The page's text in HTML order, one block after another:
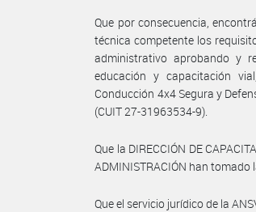
Que por consecuencia,
técnica competente los
administrativo aprobando y
educación y capacitación
Conducción 4x4 Segura y
(CUIT 27-31963534-9).
Que la DIRECCIÓN DE
ADMINISTRACIÓN han
Que el servicio jurídico de la